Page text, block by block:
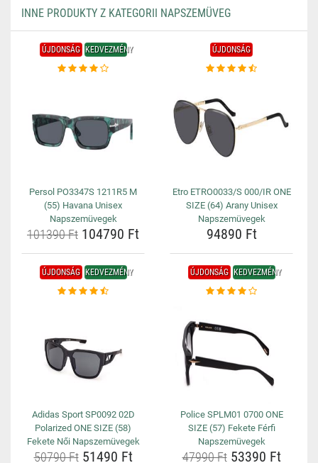
INNE PRODUKTY Z KATEGORII NAPSZEMÜVEG
ÚJDONSÁG KEDVEZMÉNY
Persol PO3347S 1211R5 M
(55) Havana Unisex
Napszemüvegek
101390 Ft 104790 Ft
ÚJDONSÁG
Etro ETRO0033/S 000/IR ONE
SIZE (64) Arany Unisex
Napszemüvegek
94890 Ft
ÚJDONSÁG KEDVEZMÉNY
Adidas Sport SP0092 02D
Polarized ONE SIZE (58)
Fekete Női Napszemüvegek
50790 Ft51490 Ft
ÚJDONSÁG KEDVEZMÉNY
Police SPLM01 0700 ONE
SIZE (57) Fekete Férfi
Napszemüvegek
47990 Ft53390 Ft